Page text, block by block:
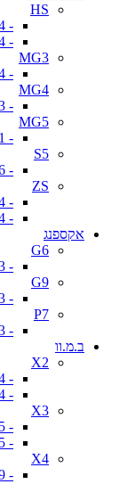
HS
- 2018-2024
- 2024+
MG3
- 2024+
MG4
- 2023+
MG5
- 2021+
S5
- 2026+
ZS
- 2017-2024
- 2024+ (הייבריד+)
אקספנג
G6
- 2023+
G9
- 2023+
P7
- 2023+
ב.מ.וו
X2
- 2017-2024 (F39)
- 2024+ (U10)
X3
- 2018-2025 (G01)
- 2025+ (G45)
X4
- 2019+ (G02)